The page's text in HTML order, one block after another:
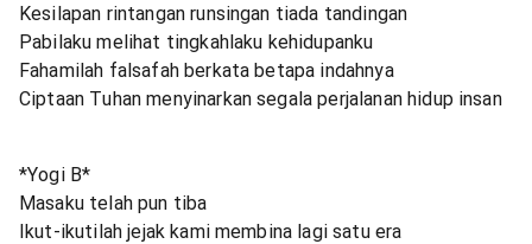
Kesilapan rintangan runsingan tiada tandingan
Pabilaku melihat tingkahlaku kehidupanku
Fahamilah falsafah berkata betapa indahnya
Ciptaan Tuhan menyinarkan segala perjalanan hidup insan
*Yogi B*
Masaku telah pun tiba
Ikut-ikutilah jejak kami membina lagi satu era